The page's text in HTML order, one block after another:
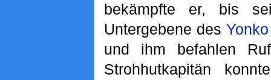
bekämpfte er, bis
Untergebene des Yonko
und ihm befahlen
Strohhutkapitän